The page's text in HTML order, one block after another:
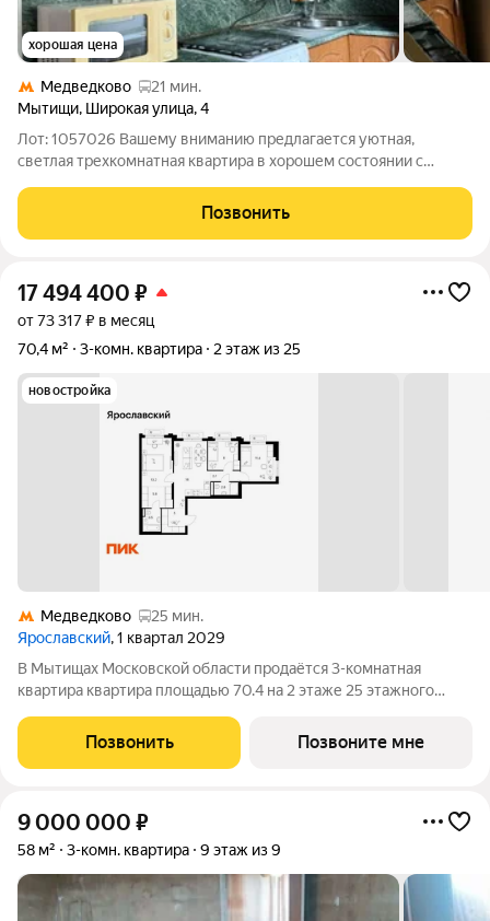
хорошая цена
Медведково
21 мин.
Мытищи, Широкая улица,4
Лот: 1057026 Вашему вниманию предлагается уютная,
светлая трехкомнатная квартира в хорошем состоянии с
балконами, общая площадь: 55 кв.м., жилая площадь 41 кв.м. В
квартире выполнен ремонт. Окна
Позвонить
17 494 400 ₽
от 73 317 ₽ в месяц
70,4 м²
3-комн. квартира 2 этаж из 25
новостройка
Медведково
25 мин.
Ярославский, 1 квартал 2029
В Мытищах Московской области продаётся 3-комнатная
квартира квартира площадью 70.4 на 2 этаже 25 этажного
Удобное расположение 15 минут на общественном транспорте
до платформы Мытищи и 20
Позвонить Позвоните мне
9 000 000 ₽
58 м² 3-комн. квартира 9 этаж из 9